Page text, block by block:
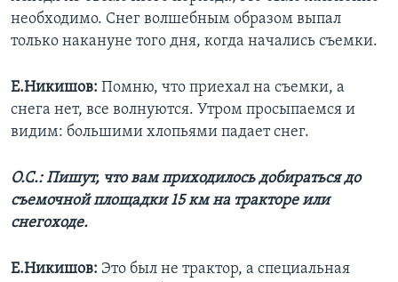
необходимо. Снег волшебным образом выпал
только накануне того дня, когда начались съемки.
Е.Никишов: Помню, что приехал на съемки, а
снега нет, все волнуются. Утром просыпаемся и
видим: большими хлопьями падает снег.
О.С.: Пишут, что вам приходилось добираться до
съемочной площадки 15 км на тракторе или
снегоходе.
Е.Никишов: Это был не трактор, а специальная